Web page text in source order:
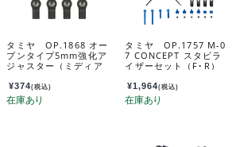
タミヤ OP.1868 オー
プンタイプ5mm強化ア
ジャスター（ミディア
¥374(税込)
タミヤ OP.1757 M-0
7 CONCEPT スタビラ
イザーセット（F･R）
¥1,964(税込)